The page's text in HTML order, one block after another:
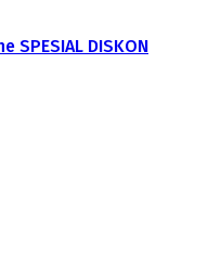
SPESIAL DISKON